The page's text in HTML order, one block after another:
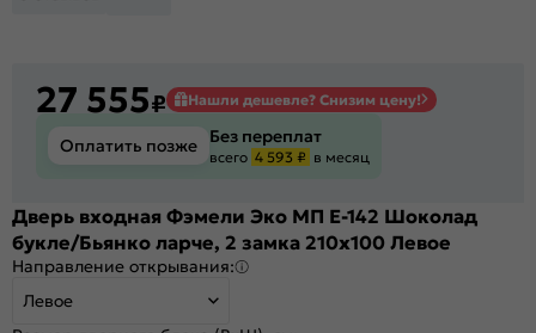
27 555₽ Нашли дешевле? Снизим цену!
Оплатить позже Без переплат
всего 4 593 ₽ в месяц
Дверь входная Фэмели Эко МП E-142 Шоколад
букле/Бьянко ларче, 2 замка 210x100 Левое
Направление открывания:
Левое